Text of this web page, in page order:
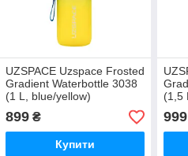
UZSPACE Uzspace Frosted
Gradient Waterbottle 3038
(1 L, blue/yellow)
899₴
Купити
(1,5
999